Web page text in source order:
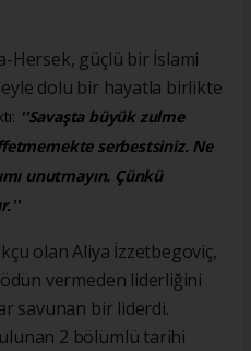
Hersek, güçlü bir İslami
dolu bir hayatla birlikte
''Savaşta büyük zulme
serbestsiniz. Ne
unutmayın. Çünkü
olan Aliya İzzetbegoviç,
vermeden liderliğini
savunan bir liderdi.
2 bölümlü tarihi